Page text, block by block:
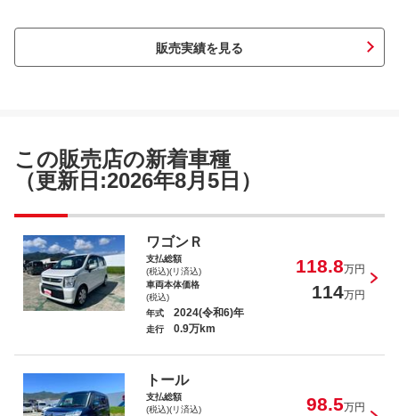
スイフト ハイブリッドＭＸ
ック
販売実績を見る
この販売店の新着車種
（更新日:2026年8月5日）
ワゴンＲ
支払総額
(税込)(リ済込)
118.8万円
車両本体価格
(税込)
114万円
年式 2024(令和6)年
走行 0.9万km
トール
支払総額
(税込)(リ済込)
98.5万円